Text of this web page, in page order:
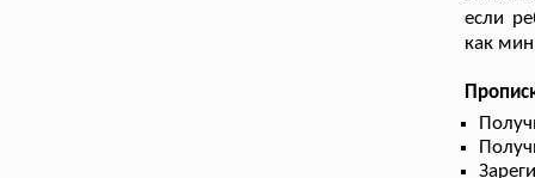
если
как